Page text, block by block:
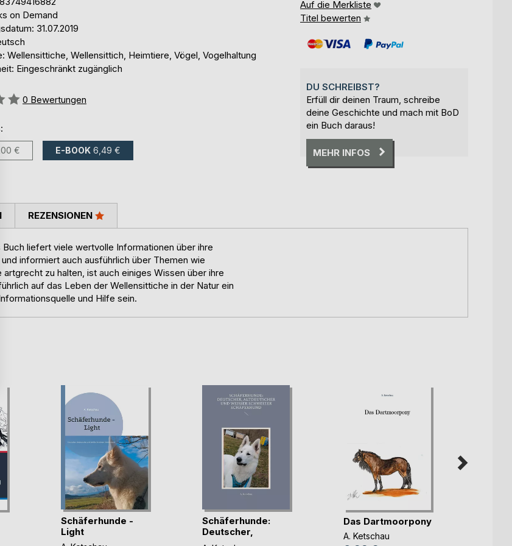
on Demand
31.07.2019
Wellensittiche, Wellensittich, Heimtiere, Vögel, Vogelhaltung
Eingeschränkt zugänglich
0 Bewertungen
€ E-BOOK 6,49 €
Auf die Merkliste
Titel bewerten
DU SCHREIBST?
Erfüll dir deinen Traum, schreibe
deine Geschichte und mach mit BoD
ein Buch daraus!
MEHR INFOS
liefert viele wertvolle Informationen über ihre
informiert auch ausführlich über Themen wie
zu halten, ist auch einiges Wissen über ihre
auf das Leben der Wellensittiche in der Natur ein
und Hilfe sein.
REZENSIONEN
Schäferhunde -
Light
Schäferhunde:
Deutscher,
Altdeutsc(...)
Das Dartmoorpony
A. Ketschau